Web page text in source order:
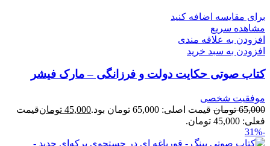
برای مقایسه اضافه کنید
مشاهده سریع
افزودن به علاقه مندی
افزودن به سبد خرید
کتاب صوتی حکایت دولت و فرزانگی – مارک فیشر
موفقیت شخصی
65,000 تومان قیمت اصلی: 65,000 تومان بود. 45,000 تومانقیمت
فعلی: 45,000 تومان.
-31%